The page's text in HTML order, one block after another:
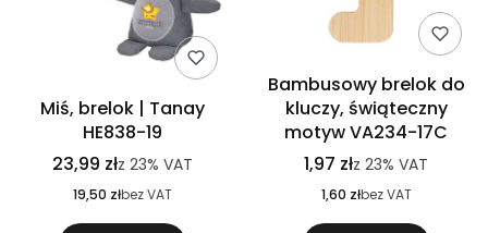
Miś, brelok | Tanay
HE838-19
23,99 złz 23% VAT
19,50 złbez VAT
Bambusowy brelok do
kluczy, świąteczny
motyw VA234-17C
1,97 złz 23% VAT
1,60 złbez VAT